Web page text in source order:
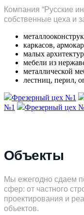
Компания “Русские
собственные цеха и
каркасов,
малых
мебели из
металлической
лестниц, перил,
Фрезерный цех №1
№1
Фрезерный цех
Объекты
Мы ежегодно сдаем
сфер: от частного
проектирования и
объектов.